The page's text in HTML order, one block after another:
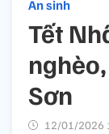
An sinh
Tết
Sơn
12/01/2026